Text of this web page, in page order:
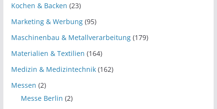
Kochen & Backen (23)
Marketing & Werbung(95)
Maschinenbau & Metallverarbeitung(179)
Materialien & Textilien (164)
Medizin & Medizintechnik(162)
Messen (2)
Messe Berlin (2)